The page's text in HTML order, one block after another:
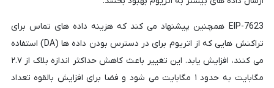
EIP-7623 همچنین پیشنهاد می کند که هزینه داده های تماس برای
تراکنش هایی که از اتریوم برای در دسترس بودن داده ها (DA) استفاده
می کنند، افزایش یابد. این تغییر باعث کاهش حداکثر اندازه بلاک از ۲.۷
مگابایت به حدود ۱ مگابایت می شود و فضا برای افزایش بالقوه تعداد